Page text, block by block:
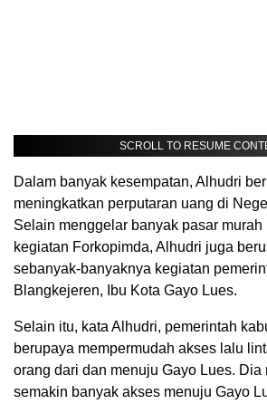
SCROLL TO RESUME
Dalam banyak kesempatan, Alhudri
meningkatkan perputaran uang di
Selain menggelar banyak pasar murah
kegiatan Forkopimda, Alhudri juga
sebanyak-banyaknya kegiatan
Blangkejeren, Ibu Kota Gayo Lues.
Selain itu, kata Alhudri, pemerintah
berupaya mempermudah akses lalu
orang dari dan menuju Gayo Lues. Dia
semakin banyak akses menuju Gayo